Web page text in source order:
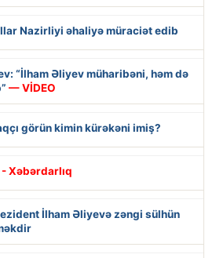
Nazirliyi əhaliyə müraciət edib
“İlham Əliyev müharibəni, həm də
— VİDEO
görün kimin kürəkəni imiş?
- Xəbərdarlıq
İlham Əliyevə zəngi sülhün